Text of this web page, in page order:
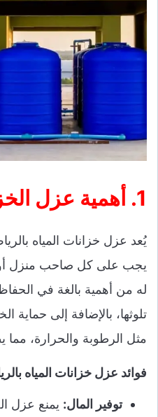
1. أهمية عزل الخزانات بالرياض
يُعد عزل خزانات المياه
يجب على كل صاحب منزل أو
له من أهمية بالغة في
تلوثها، بالإضافة إلى حماية
مثل الرطوبة والحرارة،
فوائد عزل خزانات المياه
توفير المال: يمنع عزل